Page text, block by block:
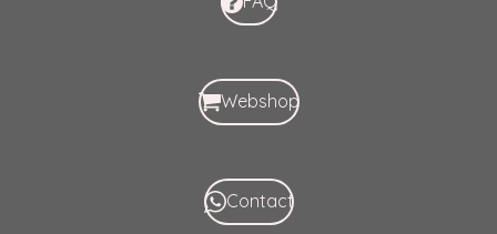
Webshop
Contact